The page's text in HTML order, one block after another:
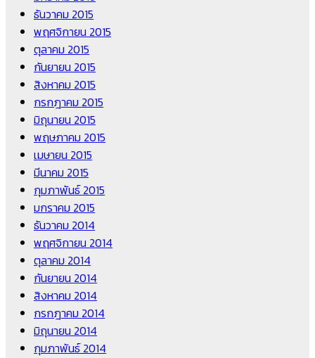
ธันวาคม 2015
พฤศจิกายน 2015
ตุลาคม 2015
กันยายน 2015
สิงหาคม 2015
กรกฎาคม 2015
มิถุนายน 2015
พฤษภาคม 2015
เมษายน 2015
มีนาคม 2015
กุมภาพันธ์ 2015
มกราคม 2015
ธันวาคม 2014
พฤศจิกายน 2014
ตุลาคม 2014
กันยายน 2014
สิงหาคม 2014
กรกฎาคม 2014
มิถุนายน 2014
กุมภาพันธ์ 2014